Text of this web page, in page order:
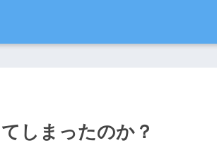
しまったのか？